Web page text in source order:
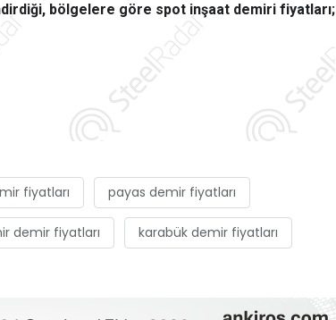
bölgelere göre spot inşaat demiri fiyatları;
fiyatları payas demir fiyatları
demir fiyatları karabük demir fiyatları